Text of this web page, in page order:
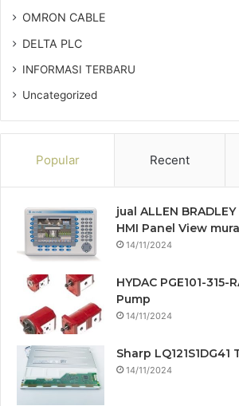
OMRON CABLE
DELTA PLC
INFORMASI TERBARU
Uncategorized
Popular Recent
jual ALLEN
HMI Panel View
14/11/2024
HYDAC PGE101-
Pump
14/11/2024
Sharp
14/11/2024